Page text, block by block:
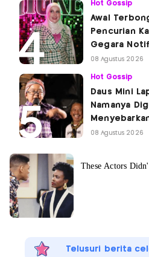
Hot Gossip
Awal
Pencurian
Gegara
08 Agustus 2026
Hot Gossip
Daus Mini
Namanya
08 Agustus 2026
Telusuri berita